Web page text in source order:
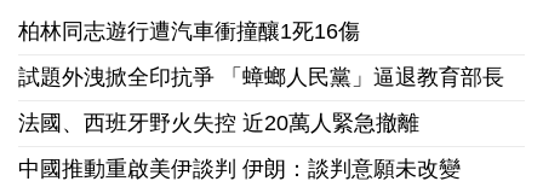
柏林同志遊行遭汽車衝撞釀1死16傷
試題外洩掀全印抗爭 「蟑螂人民黨」逼退教育部長
法國、西班牙野火失控 近20萬人緊急撤離
中國推動重啟美伊談判 伊朗：談判意願未改變